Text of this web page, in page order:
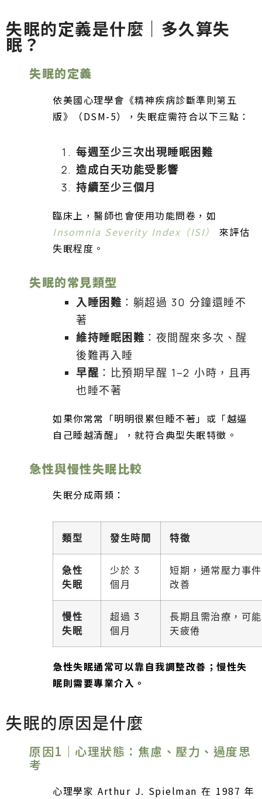
失眠的定義是什麼｜多久算失
眠？
失眠的定義
依美國心理學會《精神疾病診斷準則第五
版》（DSM-5），失眠症需符合以下三點：
每週至少三次出現睡眠困難
造成白天功能受影響
持續至少三個月
臨床上，醫師也會使用功能問卷，如
Insomnia Severity Index（ISI）
來評估
失眠程度。
失眠的常見類型
入睡困難 ：躺超過 30 分鐘還睡不
著
維持睡眠困難 ：夜間醒來多次、醒
後難再入睡
早醒 ：比預期早醒 1–2 小時，且再
也睡不著
如果你常常「明明很累但睡不著」或「越逼
自己睡越清醒」，就符合典型失眠特徵。
急性與慢性失眠比較
失眠分成兩類：
類型 發生時間 特徵
急性
失眠
少於 3
個月
短期，通常壓力事
改善
慢性
失眠
超過 3
個月
長期且需治療，可
天疲倦
急性失眠通常可以靠自我調整改善；慢性失
眠則需要專業介入。
失眠的原因是什麼
原因1｜心理狀態：焦慮、壓力、過度思
考
心理學家 Arthur J. Spielman 在 1987 年